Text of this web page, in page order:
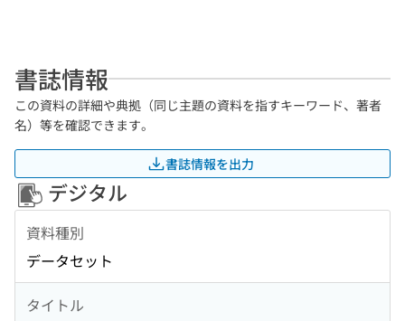
書誌情報
この資料の詳細や典拠（同じ主題の資料を指すキーワード、著者
名）等を確認できます。
書誌情報を出力
デジタル
資料種別
データセット
タイトル